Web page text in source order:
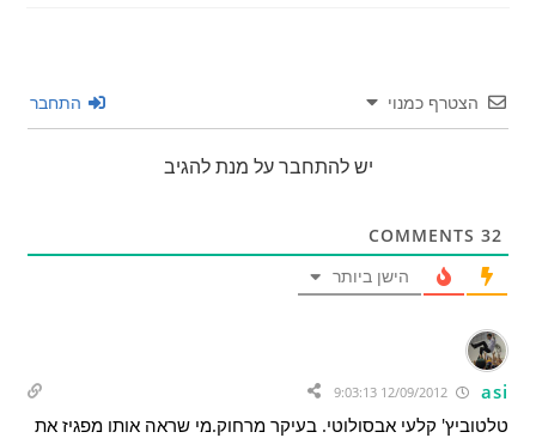
הצטרף כמנוי התחבר
יש להתחבר על מנת להגיב
32
הישן ביותר
asi
טלטוביץ' קלעי אבסולוטי. בעיקר מרחוק.מי שראה אותו מפגיז את